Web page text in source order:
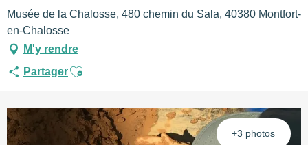
Musée de la Chalosse, 480 chemin du Sala, 40380 Montfort-
en-Chalosse
M'y rendre
PartagerAjouter aux favoris
+3 photos